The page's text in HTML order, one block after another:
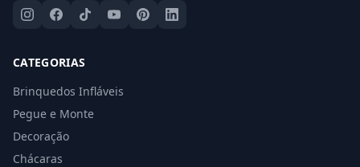
CATEGORIAS
Brinquedos Infláveis
Pegue e Monte
Decoração
Chácaras